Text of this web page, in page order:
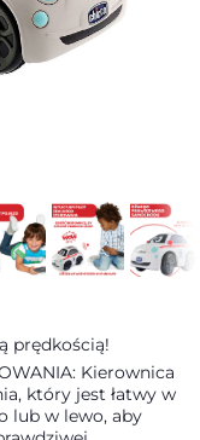
prędkością!
Kierownica
który jest łatwy w
lub w lewo, aby